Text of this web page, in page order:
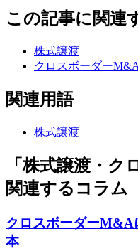
この記事に関連
株式譲渡
クロスボーダーM&A
関連用語
株式譲渡
「株式譲渡・
関連するコラム
クロスボーダーM&A
本